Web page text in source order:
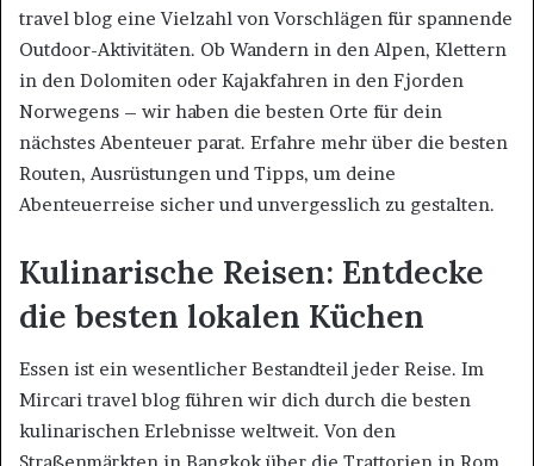
travel blog eine Vielzahl von Vorschlägen für spannende
Outdoor-Aktivitäten. Ob Wandern in den Alpen, Klettern
in den Dolomiten oder Kajakfahren in den Fjorden
Norwegens – wir haben die besten Orte für dein
nächstes Abenteuer parat. Erfahre mehr über die besten
Routen, Ausrüstungen und Tipps, um deine
Abenteuerreise sicher und unvergesslich zu gestalten.
Kulinarische Reisen: Entdecke
die besten lokalen Küchen
Essen ist ein wesentlicher Bestandteil jeder Reise. Im
Mircari travel blog führen wir dich durch die besten
kulinarischen Erlebnisse weltweit. Von den